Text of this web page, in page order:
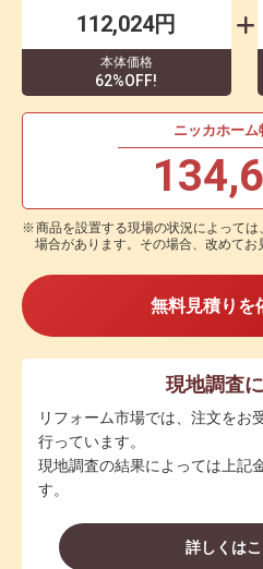
112,024円
本体価格
62%OFF!
ニッカホーム
商品を設置する現場の状況によって
場合があります。その場合、改めてお
無料見積りを
現地調査
リフォーム市場では、注文をお
行っています。
現地調査の結果によっては上記
す。
詳しくは